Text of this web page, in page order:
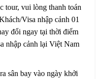
tour, vui lòng thanh toán
Visa nhập cảnh 01
đổi ngay tại thời điểm
nhập cảnh lại Việt Nam
sân bay vào ngày khởi